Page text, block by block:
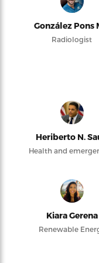
González Pons
Radiologist
Heriberto N.
Health and
Kiara Gerena
Renewable